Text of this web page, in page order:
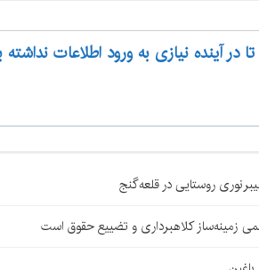
در آینده نیازی به ورود اطلاعات نداشته
کلاهبرداری و تضییع حقوق است